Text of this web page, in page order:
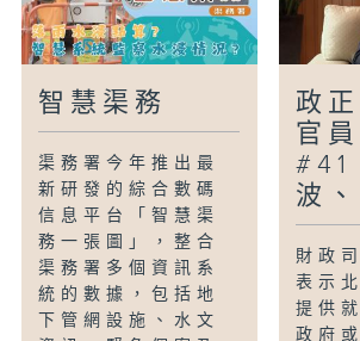
智慧渠務
渠務署今年推出最
新研發的綜合數碼
信息平台「智慧渠
務一張圖」，整合
渠務署多個資訊系
統的數據，包括地
下管網設施、水文
政
官
#41
波
財政
表示
提供
政府